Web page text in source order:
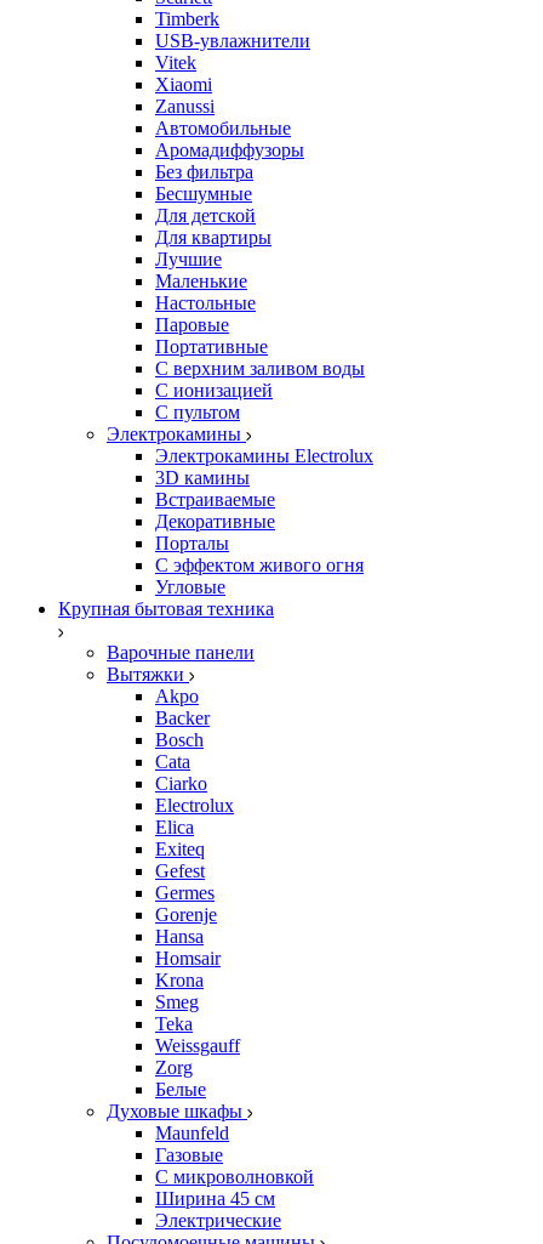
Timberk
USB-увлажнители
Vitek
Xiaomi
Zanussi
Автомобильные
Аромадиффузоры
Без фильтра
Бесшумные
Для детской
Для квартиры
Лучшие
Маленькие
Настольные
Паровые
Портативные
С верхним заливом воды
С ионизацией
С пультом
Электрокамины
Электрокамины Electrolux
3D камины
Встраиваемые
Декоративные
Порталы
С эффектом живого огня
Угловые
Крупная бытовая техника
Варочные панели
Вытяжки
Akpo
Backer
Bosch
Cata
Ciarko
Electrolux
Elica
Exiteq
Gefest
Germes
Gorenje
Hansa
Homsair
Krona
Smeg
Teka
Weissgauff
Zorg
Белые
Духовые шкафы
Maunfeld
Газовые
С микроволновкой
Ширина 45 см
Электрические